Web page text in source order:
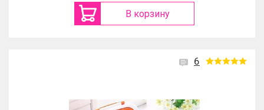
В корзину
6